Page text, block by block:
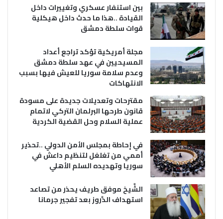
بين استنفار عسكري وتغييرات داخل
القيادة ..هذا ما حدث داخل هيكلية
قوات سلطة دمشق
مجلة أمريكية تؤكد تراجع أعداد
المسيحيين في عهد سلطة دمشق
وعدم سلامة سوريا للعيش فيها بسبب
الانتهاكات
مقترحات وتعديلات جديدة على مسودة
قانون طرحها البرلمان التركي لاتمام
عملية السلام وحل القضية الكردية
في إحاطة بمجلس الأمن الدولي ..تحذير
أممي من تغلغل لتنظيم داعش في
سوريا وتهديده السلم الأهلي
الشَّيخ موفق طريف يحذر من تصاعد
استهداف الدَّروز بعد تفجير جرمانا